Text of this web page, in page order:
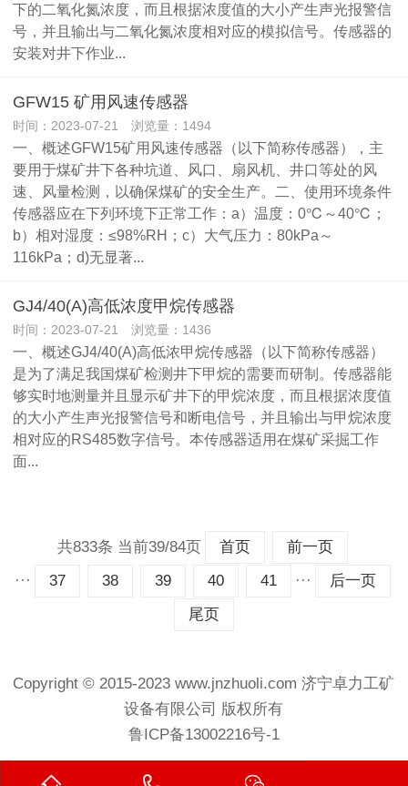
下的二氧化氮浓度，而且根据浓度值的大小产生声光报警信
号，并且输出与二氧化氮浓度相对应的模拟信号。传感器的
安装对井下作业...
GFW15 矿用风速传感器
时间：2023-07-21 浏览量：1494
一、概述GFW15矿用风速传感器（以下简称传感器），主
要用于煤矿井下各种坑道、风口、扇风机、井口等处的风
速、风量检测，以确保煤矿的安全生产。二、使用环境条件
传感器应在下列环境下正常工作：a）温度：0℃～40℃；
b）相对湿度：≤98%RH；c）大气压力：80kPa～
116kPa；d)无显著...
GJ4/40(A)高低浓度甲烷传感器
时间：2023-07-21 浏览量：1436
一、概述GJ4/40(A)高低浓甲烷传感器（以下简称传感器）
是为了满足我国煤矿检测井下甲烷的需要而研制。传感器能
够实时地测量并且显示矿井下的甲烷浓度，而且根据浓度值
的大小产生声光报警信号和断电信号，并且输出与甲烷浓度
相对应的RS485数字信号。本传感器适用在煤矿采掘工作
面...
共833条 当前39/84页 首页
前一页
···
37 38 39 40 41 ···
后一页
尾页
Copyright © 2015-2023 www.jnzhuoli.com济宁卓力工矿
设备有限公司 版权所有
鲁ICP备13002216号-1